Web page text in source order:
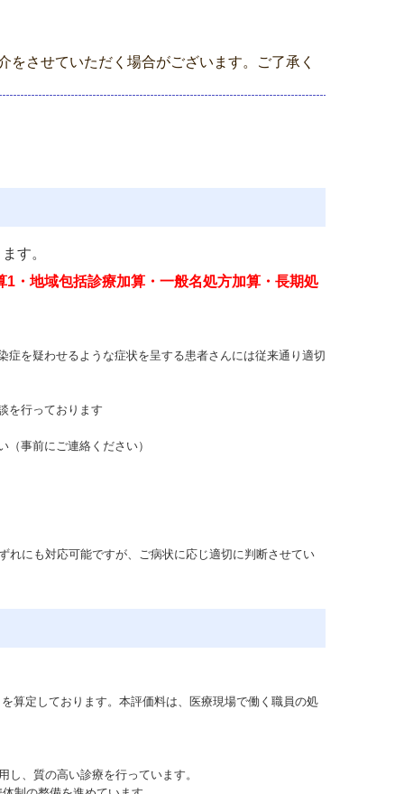
させていただく場合がございます。ご了承く
す。
1・ 地域包括診療加算・ 一般名処方加算・ 長期処
を疑わせるような症状を呈する患者さんには従来通り適切
を行っております
事前にご連絡ください）
れにも対応可能ですが、ご病状に応じ適切に判断させてい
算定しております。本評価料は、医療現場で働く職員の処
、質の高い診療を行っています。